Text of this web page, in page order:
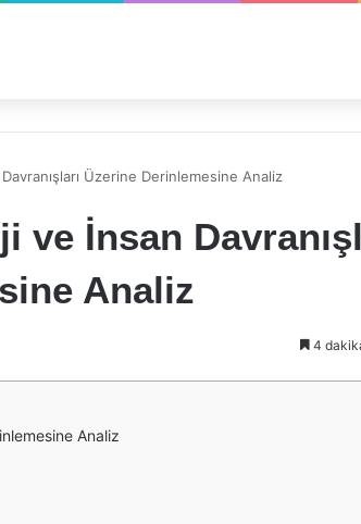
Üzerine Derinlemesine Analiz
ve İnsan
Analiz
4
Analiz